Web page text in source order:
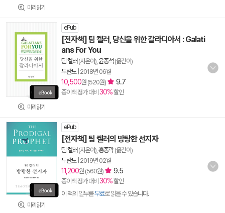
미리읽기
미리읽기
ePub
[전자책] 팀 켈러, 당신을 위한 갈라디아서 : Galati
ans For You
팀 켈러 (지은이), 윤종석 (옮긴이)
두란노| 2018년 06월
10,500원 (520원) 9.7
종이책 정가 대비 30%할인
미리읽기
ePub
[전자책] 팀 켈러의 방탕한 선지자
팀 켈러 (지은이), 홍종락(옮긴이)
두란노| 2019년 02월
11,200원 (560원) 9.5
종이책 정가 대비 30%할인
이 책의 일부를무료로 읽을 수 있습니다.